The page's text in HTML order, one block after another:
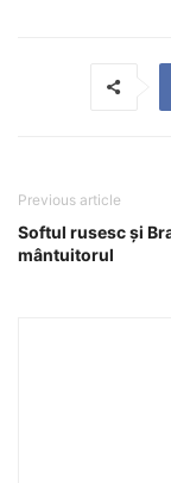
Previous article
Softul rusesc și
mântuitorul